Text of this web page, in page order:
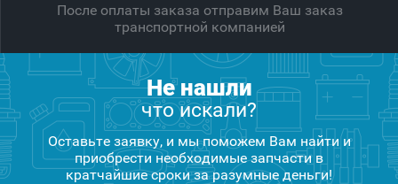
После оплаты заказа отправим Ваш заказ
транспортной компанией
Не нашли
что искали?
Оставьте заявку, и мы поможем Вам найти и
приобрести необходимые запчасти в
кратчайшие сроки за разумные деньги!